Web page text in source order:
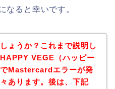
なると幸いです。
ょうか？これまで説明し
VEGE（ハッピー
Mastercardエラーが発
あります。後は、下記